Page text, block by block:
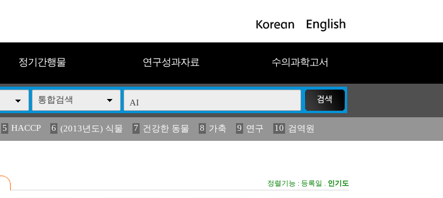
정기간행물 연구성과자료 수의과학고서
통합검색
5 HACCP 6 (2013년도) 식물 7 건강한 동물 8 가축 9 연구 10 검역원
(2013년도) 식 15 구제역 16 관리 17 연보 18 농림수산 19 2023
정렬기능 : 등록일 . 인기도